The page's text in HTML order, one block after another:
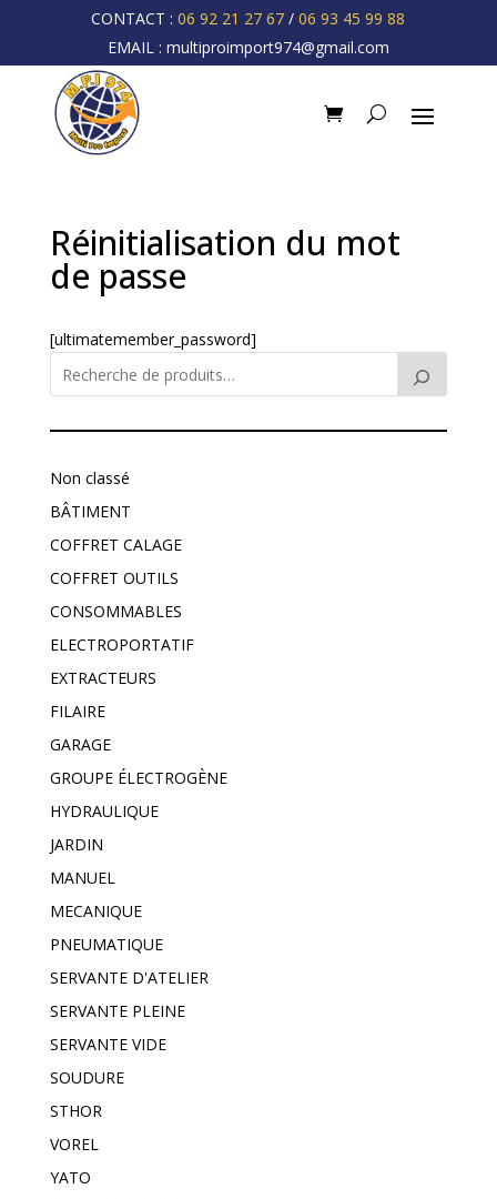
CONTACT :06 92 21 27 67 /06 93 45 99 88
EMAIL : multiproimport974@gmail.com
Réinitialisation du mot
de passe
[ultimatemember_password]
Non classé
BÂTIMENT
COFFRET CALAGE
COFFRET OUTILS
CONSOMMABLES
ELECTROPORTATIF
EXTRACTEURS
FILAIRE
GARAGE
GROUPE ÉLECTROGÈNE
HYDRAULIQUE
JARDIN
MANUEL
MECANIQUE
PNEUMATIQUE
SERVANTE D'ATELIER
SERVANTE PLEINE
SERVANTE VIDE
SOUDURE
STHOR
VOREL
YATO